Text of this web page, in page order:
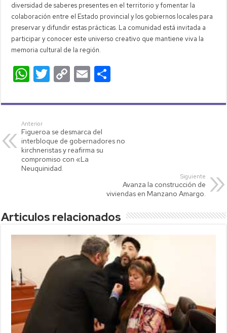
diversidad de saberes presentes en el territorio y fomentar la
colaboración entre el Estado provincial y los gobiernos locales para
preservar y difundir estas prácticas. La comunidad está invitada a
participar y conocer este universo creativo que mantiene viva la
memoria cultural de la región.
W
at
s
A
p
p
T
tt
C
p
Li
nk
E
ail m
ar
Anterior
Figueroa se desmarca del
interbloque de gobernadores no
kirchneristas y reafirma su
compromiso con «La
Neuquinidad.
Siguiente
Avanza la construcción de
viviendas en Manzano Amargo.
Articulos relacionados